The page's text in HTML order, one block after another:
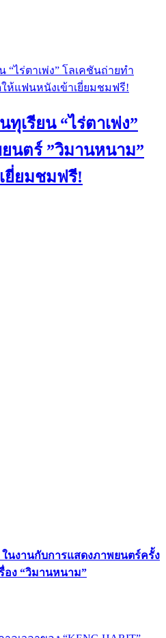
เรียน “ไร่ตาเพ่ง”
นตร์ ”วิมานหนาม”
ยี่ยมชมฟรี!
นงานกับการแสดงภาพยนตร์ครั้ง
อง “วิมานหนาม”